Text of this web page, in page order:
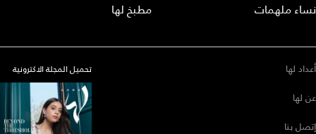
نساء ملهمات
مطبخ لها
أعداد لها
عن لها
إتصل بنا
تحميل المجلة الاكترونية